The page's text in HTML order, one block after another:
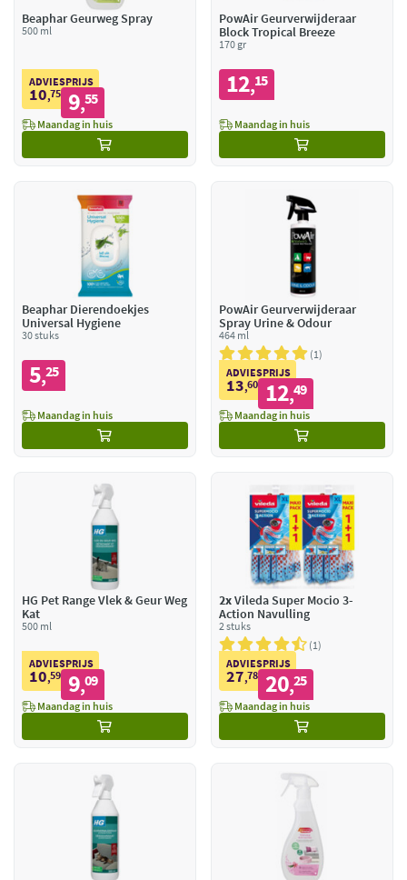
Beaphar Geurweg Spray
500 ml
ADVIESPRIJS
10,75 9,55
Maandag in huis
PowAir Geurverwijderaar
Block Tropical Breeze
170 gr
12,15
Maandag in huis
Beaphar Dierendoekjes
Universal Hygiene
30 stuks
5,25
Maandag in huis
PowAir Geurverwijderaar
Spray Urine & Odour
464 ml
1
ADVIESPRIJS
13,60 12,49
Maandag in huis
HG Pet Range Vlek & Geur Weg
Kat
500 ml
ADVIESPRIJS
10,59 9,09
Maandag in huis
2xVileda Super Mocio 3-
Action Navulling
2 stuks
1
ADVIESPRIJS
27,78 20,25
Maandag in huis